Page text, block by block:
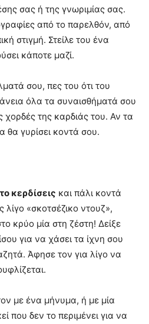
σας ή της γνωριμίας σας.
από το παρελθόν, από
στιγμή. Στείλε του ένα
κάποτε μαζί.
σου, πες του ότι του
όλα τα συναισθήματά σου
χορδές της καρδιάς του. Αν τα
θα γυρίσει κοντά σου.
κερδίσεις και πάλι κοντά
λίγο «σκοτσέζικο ντουζ»,
κρύο μία στη ζέστη! Δείξε
για να χάσει τα ίχνη σου
Άφησε τον για λίγο να
με ένα μήνυμα, ή με μία
που δεν το περιμένει για να